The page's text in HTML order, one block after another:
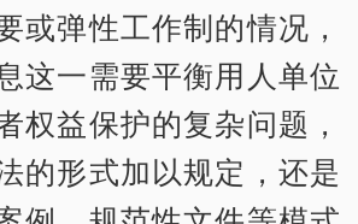
或弹性工作制的情况，
这一需要平衡用人单位
权益保护的复杂问题，
的形式加以规定，还是